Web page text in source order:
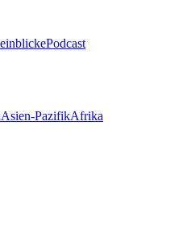
Podcast
Asien-PazifikAfrika